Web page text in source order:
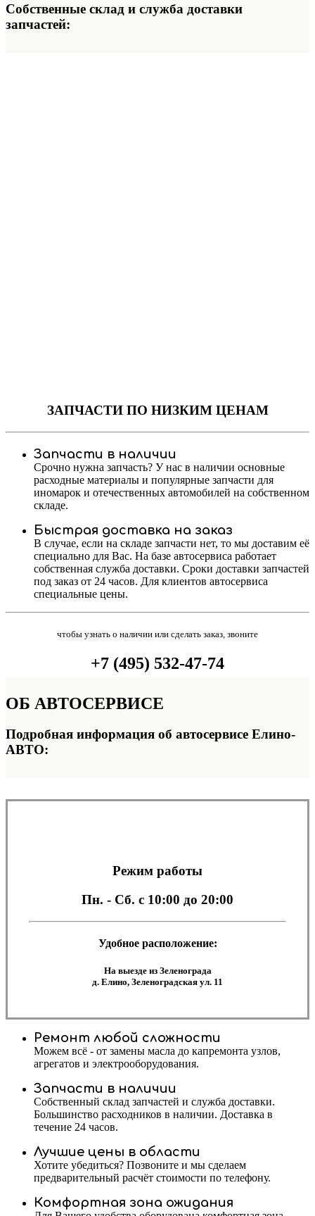
Собственные склад и служба доставки
запчастей:
ЗАПЧАСТИПО НИЗКИМ ЦЕНАМ
Запчасти в наличии
Срочно нужна запчасть? У нас в наличии основные
расходные материалы и популярные запчасти для
иномарок и отечественных автомобилей на собственном
складе.
Быстрая доставка на заказ
В случае, если на складе запчасти нет, то мы доставим её
специально для Вас. На базе автосервиса работает
собственная служба доставки. Сроки доставки запчастей
под заказ от 24 часов. Для клиентов автосервиса
специальные цены.
чтобы узнать о наличии или сделать заказ, звоните
+7 (495) 532-47-74
ОБ АВТОСЕРВИСЕ
Подробная информация об автосервисе Елино-
АВТО:
Режим работы
Пн. - Сб. с 10:00 до 20:00
Удобное расположение:
На выезде из Зеленограда
д. Елино, Зеленоградская ул. 11
Ремонт любой сложности
Можем всё - от замены масла до капремонта узлов,
агрегатов и электрооборудования.
Запчасти в наличии
Собственный склад запчастей и служба доставки.
Большинство расходников в наличии. Доставка в
течение 24 часов.
Лучшие цены в области
Хотите убедиться? Позвоните и мы сделаем
предварительный расчёт стоимости по телефону.
Комфортная зона ожидания